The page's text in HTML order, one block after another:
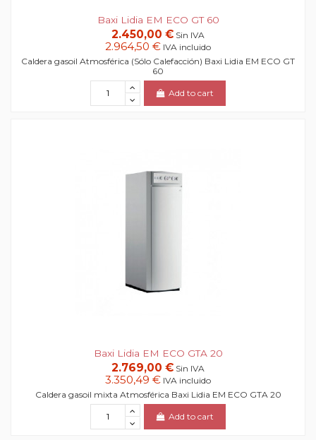
Baxi Lidia EM ECO GT 60
2.450,00 € Sin IVA
2.964,50 € IVA incluido
Caldera gasoil Atmosférica (Sólo Calefacción) Baxi Lidia EM ECO GT
60
Add to cart
Baxi Lidia EM ECO GTA 20
2.769,00 € Sin IVA
3.350,49 € IVA incluido
Caldera gasoil mixta Atmosférica Baxi Lidia EM ECO GTA 20
Add to cart